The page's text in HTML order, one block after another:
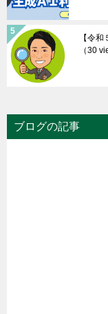
【令
（30
ブログの記事